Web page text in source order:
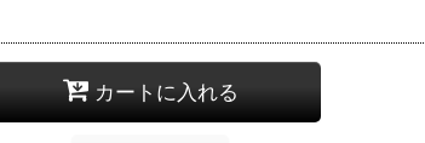
カートに入れる